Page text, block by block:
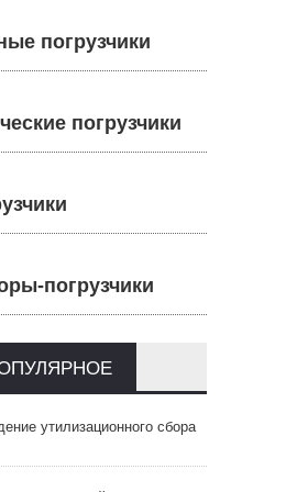
погрузчики
погрузчики
погрузчики
утилизационного сбора